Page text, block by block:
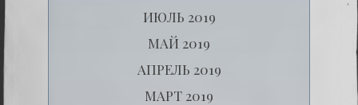
ИЮЛЬ 2019
МАЙ 2019
АПРЕЛЬ 2019
МАРТ 2019